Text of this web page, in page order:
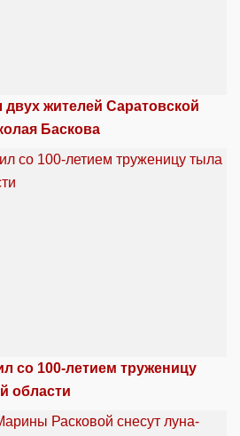
двух жителей Саратовской
Баскова
со 100-летием труженицу
области